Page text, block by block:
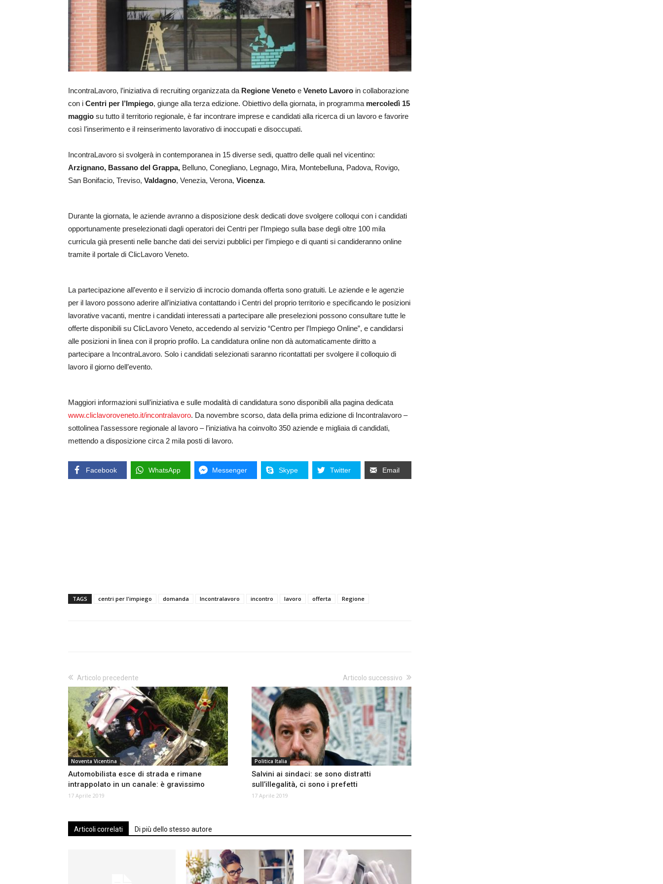
IncontraLavoro, l’iniziativa di recruiting organizzata da Regione Veneto e Veneto Lavoro in collaborazione
con i Centri per l’Impiego, giunge alla terza edizione. Obiettivo della giornata, in programma mercoledì 15
maggio su tutto il territorio regionale, è far incontrare imprese e candidati alla ricerca di un lavoro e favorire
così l’inserimento e il reinserimento lavorativo di inoccupati e disoccupati.
IncontraLavoro si svolgerà in contemporanea in 15 diverse sedi, quattro delle quali nel vicentino:
Arzignano, Bassano del Grappa, Belluno, Conegliano, Legnago, Mira, Montebelluna, Padova, Rovigo,
San Bonifacio, Treviso, Valdagno, Venezia, Verona, Vicenza.
Durante la giornata, le aziende avranno a disposizione desk dedicati dove svolgere colloqui con i candidati
opportunamente preselezionati dagli operatori dei Centri per l’Impiego sulla base degli oltre 100 mila
curricula già presenti nelle banche dati dei servizi pubblici per l’impiego e di quanti si candideranno online
tramite il portale di ClicLavoro Veneto.
La partecipazione all’evento e il servizio di incrocio domanda offerta sono gratuiti. Le aziende e le agenzie
per il lavoro possono aderire all’iniziativa contattando i Centri del proprio territorio e specificando le posizioni
lavorative vacanti, mentre i candidati interessati a partecipare alle preselezioni possono consultare tutte le
offerte disponibili su ClicLavoro Veneto, accedendo al servizio “Centro per l’Impiego Online”, e candidarsi
alle posizioni in linea con il proprio profilo. La candidatura online non dà automaticamente diritto a
partecipare a IncontraLavoro. Solo i candidati selezionati saranno ricontattati per svolgere il colloquio di
lavoro il giorno dell’evento.
Maggiori informazioni sull’iniziativa e sulle modalità di candidatura sono disponibili alla pagina dedicata
www.cliclavoroveneto.it/incontralavoro. Da novembre scorso, data della prima edizione di Incontralavoro –
sottolinea l’assessore regionale al lavoro – l’iniziativa ha coinvolto 350 aziende e migliaia di candidati,
mettendo a disposizione circa 2 mila posti di lavoro.
Facebook WhatsApp Messenger Skype Twitter Email
TAGS centri per l'impiego domanda Incontralavoro incontro lavoro offerta Regione
Articolo precedente
Noventa Vicentina
Automobilista esce di strada e rimane
intrappolato in un canale: è gravissimo
17 Aprile 2019
Articolo successivo
Politica Italia
Salvini ai sindaci: se sono distratti
sullʼillegalità, ci sono i prefetti
17 Aprile 2019
Articoli correlati Di più dello stesso autore